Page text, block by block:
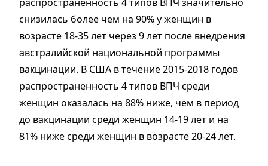
снизилась более чем на 90% у женщин в
возрасте 18-35 лет через 9 лет после внедрения
австралийской национальной программы
вакцинации. В США в течение 2015-2018 годов
распространенность 4 типов ВПЧ среди
женщин оказалась на 88% ниже, чем в период
до вакцинации среди женщин 14-19 лет и на
81% ниже среди женщин в возрасте 20-24 лет.